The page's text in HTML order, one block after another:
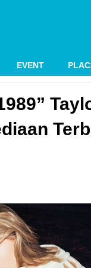
EVENT